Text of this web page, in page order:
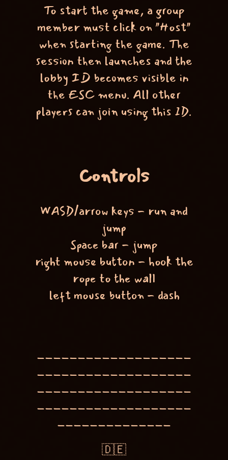
To start the game, a group
member must click on "Host"
when starting the game. The
session then launches and the
lobby ID becomes visible in
the ESC menu. All other
players can join using this ID.
Controls
WASD/arrow keys - run and
jump
Space bar - jump
right mouse button - hook the
rope to the wall
left mouse button - dash
___________________
___________________
___________________
___________________
______________
🇩🇪